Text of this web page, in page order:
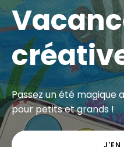
Passez un été magique
pour petits et grands !
J'EN